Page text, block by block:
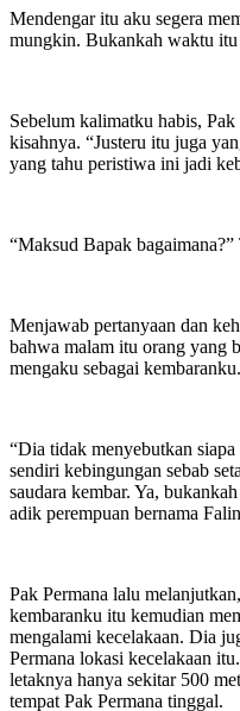
Mendengar itu aku segera
mungkin. Bukankah waktu
Sebelum kalimatku habis,
kisahnya. “Justeru itu juga
yang tahu peristiwa ini jadi
“Maksud Bapak bagaimana?”
Menjawab pertanyaan dan
bahwa malam itu orang yang
mengaku sebagai kembaranku.
“Dia tidak menyebutkan
sendiri kebingungan sebab
saudara kembar. Ya,
adik perempuan bernama
Pak Permana lalu
kembaranku itu kemudian
mengalami kecelakaan. Dia
Permana lokasi kecelakaan
letaknya hanya sekitar 500
tempat Pak Permana tinggal.